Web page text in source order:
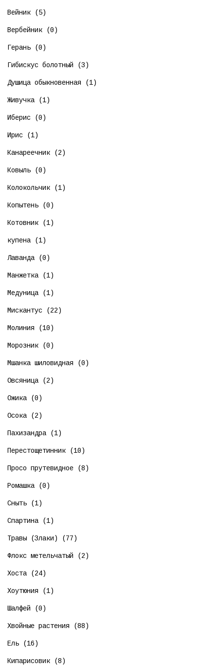
Вейник (5)
Вербейник (0)
Герань (0)
Гибискус болотный (3)
Душица обыкновенная (1)
Живучка (1)
Иберис (0)
Ирис (1)
Канареечник (2)
Ковыль (0)
Колокольчик (1)
Копытень (0)
Котовник (1)
купена (1)
Лаванда (0)
Манжетка (1)
Медуница (1)
Мискантус (22)
Молиния (10)
Морозник (0)
Мшанка шиловидная (0)
Овсяница (2)
Ожика (0)
Осока (2)
Пахизандра (1)
Перестощетинник (10)
Просо прутевидное (8)
Ромашка (0)
Сныть (1)
Спартина (1)
Травы (Злаки) (77)
Флокс метельчатый (2)
Хоста (24)
Хоутюния (1)
Шалфей (0)
Хвойные растения (88)
Ель (16)
Кипарисовик (8)